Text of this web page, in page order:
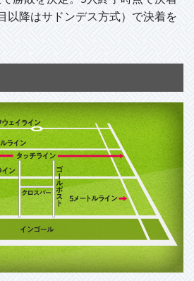
以降はサドンデス方式）で決着を